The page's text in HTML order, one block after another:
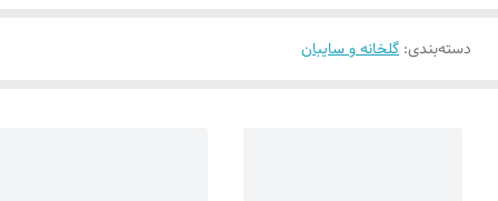
دسته‌بندی: گلخانه و سایبان